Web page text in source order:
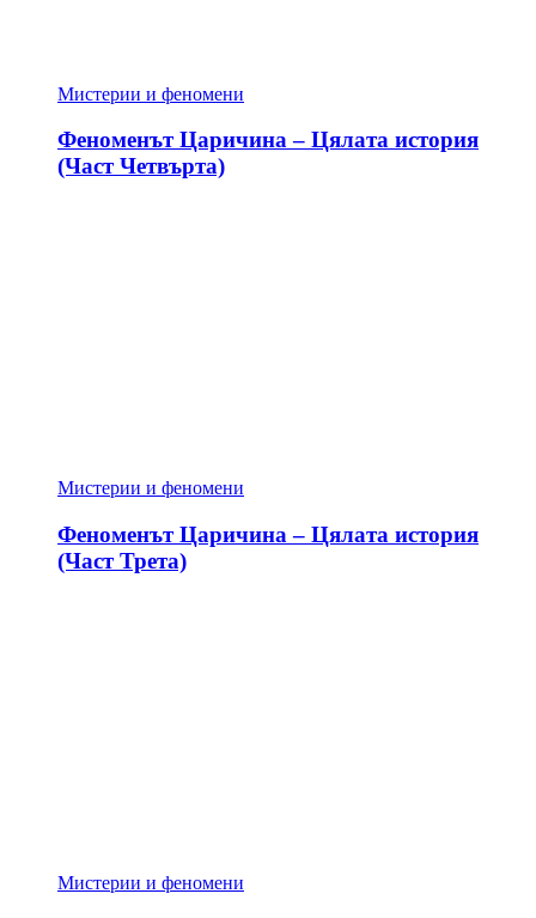
Мистерии и феномени
Феноменът Царичина – Цялата история
(Част Четвърта)
Мистерии и феномени
Феноменът Царичина – Цялата история
(Част Трета)
Мистерии и феномени